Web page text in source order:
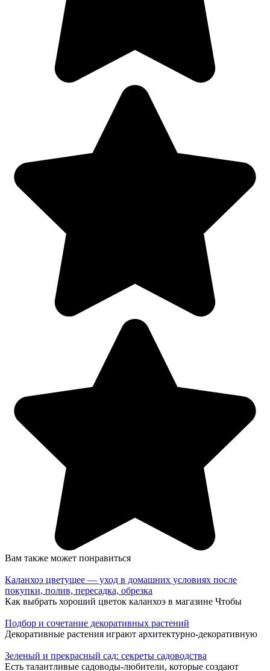
Вам также может понравиться
Каланхоэ цветущее — уход в домашних условиях после
покупки, полив, пересадка, обрезка
Как выбрать хороший цветок каланхоэ в магазине Чтобы
Подбор и сочетание декоративных растений
Декоративные растения играют архитектурно-декоративную
Зеленый и прекрасный сад: секреты садоводства
Есть талантливые садоводы-любители, которые создают